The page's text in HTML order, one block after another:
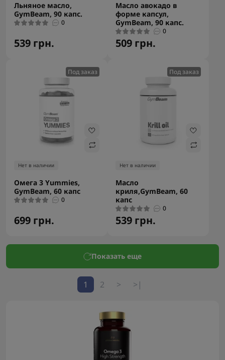
Льняное масло,
GymBeam, 90 капс.
0
539 грн.
Масло авокадо в
форме капсул,
GymBeam, 90 капс.
0
509 грн.
Под заказ
Нет в наличии
Омега 3 Yummies,
GymBeam, 60 капс
0
699 грн.
Под заказ
Нет в наличии
Масло
криля,GymBeam, 60
капс
0
539 грн.
Показать еще
1 2 > >|